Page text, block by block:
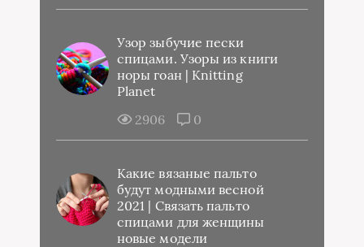
Узор зыбучие пески
спицами. Узоры из книги
норы гоан | Knitting
Planet
2906
0
Какие вязаные пальто
будут модными весной
2021 | Связать пальто
спицами для женщины
новые модели